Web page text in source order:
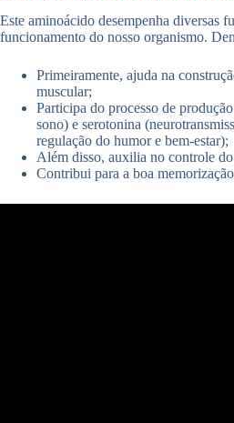
Este aminoácido desempenha diversas
funcionamento do nosso organismo.
Primeiramente, ajuda na
muscular;
Participa do processo de
sono) e serotonina
regulação do humor e bem-estar);
Além disso, auxilia no controle do
Contribui para a boa